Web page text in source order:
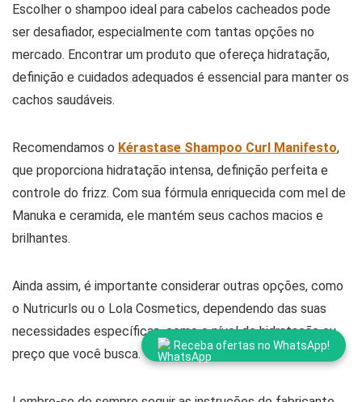
Receba ofertas no WhatsApp!
Escolher o shampoo ideal para cabelos cacheados pode
ser desafiador, especialmente com tantas opções no
mercado. Encontrar um produto que ofereça hidratação,
definição e cuidados adequados é essencial para manter os
cachos saudáveis.
Recomendamos o Kérastase Shampoo Curl Manifesto,
que proporciona hidratação intensa, definição perfeita e
controle do frizz. Com sua fórmula enriquecida com mel de
Manuka e ceramida, ele mantém seus cachos macios e
brilhantes.
Ainda assim, é importante considerar outras opções, como
o Nutricurls ou o Lola Cosmetics, dependendo das suas
necessidades específicas, como o nível de hidratação ou
preço que você busca.